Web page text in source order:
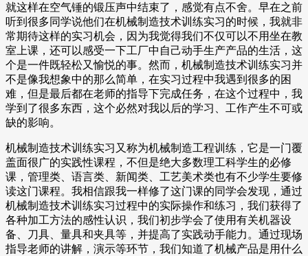
就这样在空气锤的锻压声中结束了，感觉有点不舍。早在之前
听到很多同学说他们在机械制造技术训练实习的时候，我就非
常期待这样的实习机会，因为我觉得我们不仅可以不用坐在教
室上课，还可以感受一下工厂中自己动手生产产品的生活，这
个是一件既轻松又愉悦的事。然而，机械制造技术训练实习并
不是像我想象中的那么简单，在实习过程中我遇到很多的困
难，但是最后都在老师的指导下完成任务，在这个过程中，我
学到了很多东西，这个必然对我以后的学习、工作产生不可或
缺的影响。
机械制造技术训练实习又称为机械制造工程训练，它是一门覆
盖面很广的实践性课程，不但是绝大多数理工科学生的必修
课，管理类、语言类、新闻类、工艺美术类也有不少学生要修
读这门课程。我相信跟我一样修了这门课的同学会发现，通过
机械制造技术训练实习过程中的实际操作和练习，我们获得了
各种加工方法的感性认识，我们初步学会了使用有关机器设
备、刀具、量具和夹具等，并提高了实践动手能力。通过现场
指导老师的讲解，演示等环节，我们知道了机械产品是用什么